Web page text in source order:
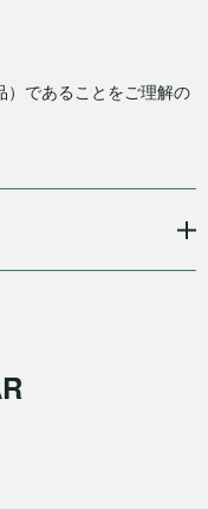
）であることをご理解の